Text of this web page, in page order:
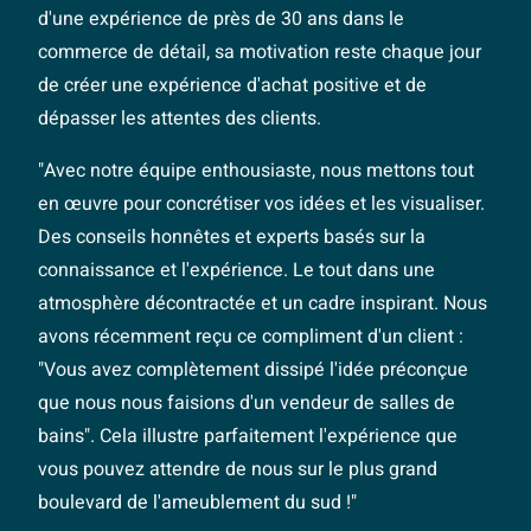
d'une expérience de près de 30 ans dans le
commerce de détail, sa motivation reste chaque jour
de créer une expérience d'achat positive et de
dépasser les attentes des clients.
"Avec notre équipe enthousiaste, nous mettons tout
en œuvre pour concrétiser vos idées et les visualiser.
Des conseils honnêtes et experts basés sur la
connaissance et l'expérience. Le tout dans une
atmosphère décontractée et un cadre inspirant. Nous
avons récemment reçu ce compliment d'un client :
"Vous avez complètement dissipé l'idée préconçue
que nous nous faisions d'un vendeur de salles de
bains". Cela illustre parfaitement l'expérience que
vous pouvez attendre de nous sur le plus grand
boulevard de l'ameublement du sud !"